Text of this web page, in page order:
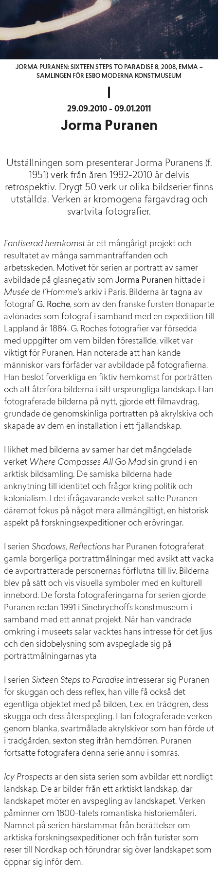
JORMA PURANEN: SIXTEEN STEPS TO PARADISE 8, 2008, EMMA –
SAMLINGEN FÖR ESBO MODERNA KONSTMUSEUM
29.09.2010 - 09.01.2011
Jorma Puranen
Utställningen som presenterar Jorma Puranens (f.
1951) verk från åren 1992-2010 är delvis
retrospektiv. Drygt 50 verk ur olika bildserier finns
utställda. Verken är kromogena färgavdrag och
svartvita fotografier.
Fantiserad hemkomst är ett mångårigt projekt och
resultatet av många sammanträffanden och
arbetsskeden. Motivet för serien är porträtt av samer
avbildade på glasnegativ som Jorma Puranen hittade i
Musée de l´Homme’s arkiv i Paris. Bilderna är tagna av
fotograf G. Roche, som av den franske fursten Bonaparte
avlönades som fotograf i samband med en expedition till
Lappland år 1884. G. Roches fotografier var försedda
med uppgifter om vem bilden föreställde, vilket var
viktigt för Puranen. Han noterade att han kände
människor vars förfäder var avbildade på fotografierna.
Han beslöt förverkliga en fiktiv hemkomst för porträtten
och att återföra bilderna i sitt ursprungliga landskap. Han
fotograferade bilderna på nytt, gjorde ett filmavdrag,
grundade de genomskinliga porträtten på akrylskiva och
skapade av dem en installation i ett fjällandskap.
I likhet med bilderna av samer har det mångdelade
verket Where Compasses All Go Mad sin grund i en
arktisk bildsamling. De samiska bilderna hade
anknytning till identitet och frågor kring politik och
kolonialism. I det ifrågavarande verket satte Puranen
däremot fokus på något mera allmängiltigt, en historisk
aspekt på forskningsexpeditioner och erövringar.
I serien Shadows, Reflections har Puranen fotograferat
gamla borgerliga porträttmålningar med avsikt att väcka
de avporträtterade personernas förflutna till liv. Bilderna
blev på sätt och vis visuella symboler med en kulturell
innebörd. De första fotograferingarna för serien gjorde
Puranen redan 1991 i Sinebrychoffs konstmuseum i
samband med ett annat projekt. När han vandrade
omkring i museets salar väcktes hans intresse för det ljus
och den sidobelysning som avspeglade sig på
porträttmålningarnas yta
I serien Sixteen Steps to Paradise intresserar sig Puranen
för skuggan och dess reflex, han ville få också det
egentliga objektet med på bilden, t.ex. en trädgren, dess
skugga och dess återspegling. Han fotograferade verken
genom blanka, svartmålade akrylskivor som han förde ut
i trädgården, sexton steg ifrån hemdörren. Puranen
fortsatte fotografera denna serie ännu i somras.
Icy Prospects är den sista serien som avbildar ett nordligt
landskap. De är bilder från ett arktiskt landskap, där
landskapet möter en avspegling av landskapet. Verken
påminner om 1800-talets romantiska historiemåleri.
Namnet på serien härstammar från berättelser om
arktiska forskningsexpeditioner och från turister som
reser till Nordkap och förundrar sig över landskapet som
öppnar sig inför dem.